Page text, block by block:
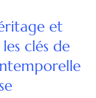
et
clés de